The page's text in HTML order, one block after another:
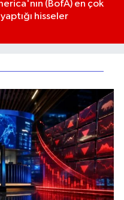
(BofA) en çok
yaptığı hisseler